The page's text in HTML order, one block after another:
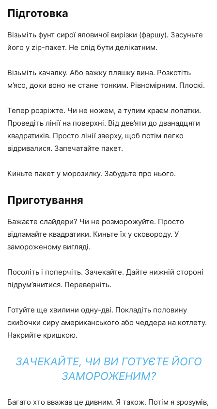
Підготовка
Візьміть фунт сирої яловичої вирізки (фаршу). Засуньте
його у zip-пакет. Не слід бути делікатним.
Візьміть качалку. Або важку пляшку вина. Розкотіть
м’ясо, доки воно не стане тонким. Рівномірним. Плоскі.
Тепер розріжте. Чи не ножем, а тупим краєм лопатки.
Проведіть лінії на поверхні. Від дев’яти до дванадцяти
квадратиків. Просто лінії зверху, щоб потім легко
відривалися. Запечатайте пакет.
Киньте пакет у морозилку. Забудьте про нього.
Приготування
Бажаєте слайдери? Чи не розморожуйте. Просто
відламайте квадратики. Киньте їх у сковороду. У
замороженому вигляді.
Посоліть і поперчіть. Зачекайте. Дайте нижній стороні
підрум’янитися. Переверніть.
Готуйте ще хвилини одну-дві. Покладіть половину
скибочки сиру американського або чеддера на котлету.
Накрийте кришкою.
ЗАЧЕКАЙТЕ, ЧИ ВИ ГОТУЄТЕ ЙОГО
ЗАМОРОЖЕНИМ?
Багато хто вважав це дивним. Я також. Потім я зрозумів,